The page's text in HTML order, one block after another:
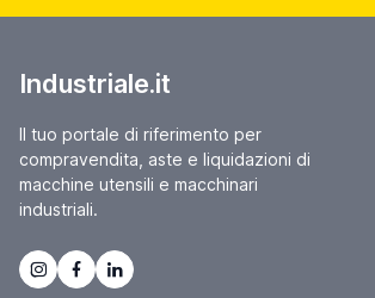
Industriale.it
Il tuo portale di riferimento per
compravendita, aste e liquidazioni di
macchine utensili e macchinari
industriali.